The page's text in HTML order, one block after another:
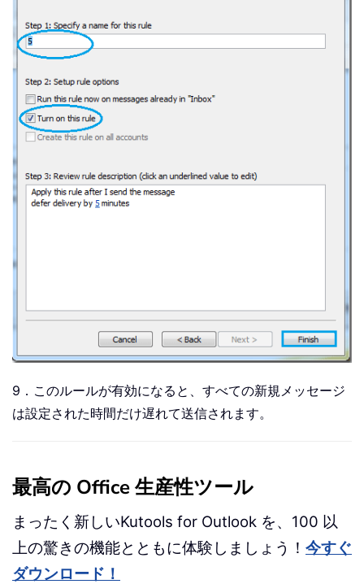
9．このルールが有効になると、すべての新規メッセージ
は設定された時間だけ遅れて送信されます。
最高の Office 生産性ツール
まったく新しいKutools for Outlook を、100 以
上の驚きの機能とともに体験しましょう！ 今すぐ
ダウンロード！